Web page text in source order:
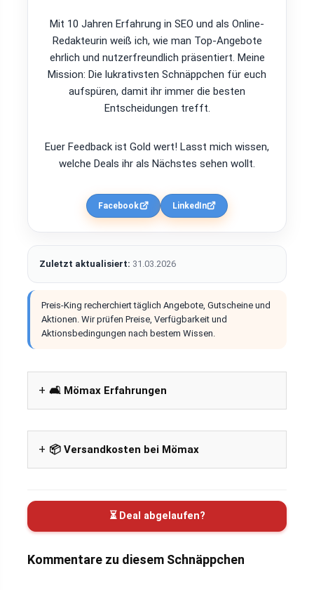
Mit 10 Jahren Erfahrung in SEO und als Online-
Redakteurin weiß ich, wie man Top-Angebote
ehrlich und nutzerfreundlich präsentiert. Meine
Mission: Die lukrativsten Schnäppchen für euch
aufspüren, damit ihr immer die besten
Entscheidungen trefft.
Euer Feedback ist Gold wert! Lasst mich wissen,
welche Deals ihr als Nächstes sehen wollt.
Facebook LinkedIn
Zuletzt aktualisiert: 31.03.2026
Preis-King recherchiert täglich Angebote, Gutscheine und
Aktionen. Wir prüfen Preise, Verfügbarkeit und
Aktionsbedingungen nach bestem Wissen.
🛋️ Mömax Erfahrungen
📦 Versandkosten bei Mömax
⏳ Deal abgelaufen?
Kommentare zu diesem Schnäppchen